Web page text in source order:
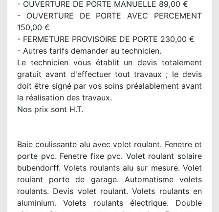
- OUVERTURE DE PORTE MANUELLE 89,00 €
- OUVERTURE DE PORTE AVEC PERCEMENT
150,00 €
- FERMETURE PROVISOIRE DE PORTE 230,00 €
- Autres tarifs demander au technicien.
Le technicien vous établit un devis totalement
gratuit avant d'effectuer tout travaux ; le devis
doit être signé par vos soins préalablement avant
la réalisation des travaux.
Nos prix sont H.T.
Baie coulissante alu avec volet roulant. Fenetre et
porte pvc. Fenetre fixe pvc. Volet roulant solaire
bubendorff. Volets roulants alu sur mesure. Volet
roulant porte de garage. Automatisme volets
roulants. Devis volet roulant. Volets roulants en
aluminium. Volets roulants électrique. Double